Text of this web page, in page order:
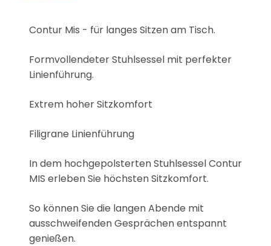
Contur Mis - für langes Sitzen am Tisch.
Formvollendeter Stuhlsessel mit perfekter
Linienführung.
Extrem hoher Sitzkomfort
Filigrane Linienführung
In dem hochgepolsterten Stuhlsessel Contur
MIS erleben Sie höchsten Sitzkomfort.
So können Sie die langen Abende mit
ausschweifenden Gesprächen entspannt
genießen.